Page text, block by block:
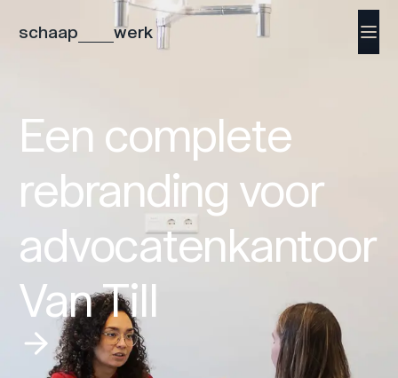
schaap werk
Een complete
rebranding voor
advocatenkantoor
Van Till